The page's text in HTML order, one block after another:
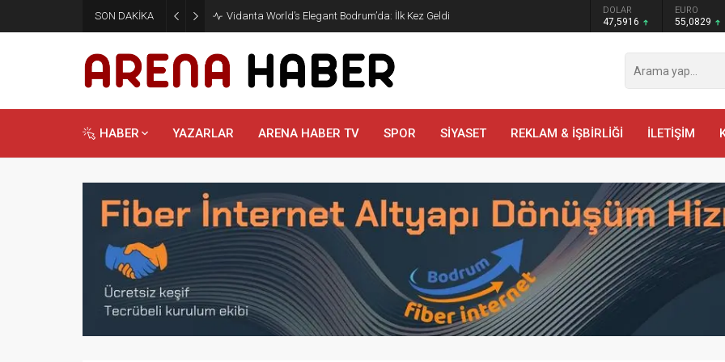
SON DAKİKA Vidanta World’s Elegant Bodrum’da: İlk Kez Geldi DOLAR
47,5916
EURO
55,0829
HABER YAZARLAR ARENA HABER TV SPOR SİYASET REKLAM & İŞBİRLİĞİ İLETİŞİM